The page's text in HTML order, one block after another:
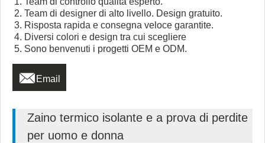
2. Team di designer di alto livello. Design gratuito.
3. Risposta rapida e consegna veloce garantite.
4. Diversi colori e design tra cui scegliere
5. Sono benvenuti i progetti OEM e ODM.
 Email
Zaino termico isolante e a prova di perdite
per uomo e donna